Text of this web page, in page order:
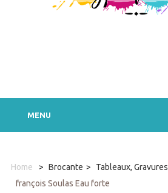
MENU
Home > Brocante > Tableaux, Gravures
françois Soulas Eau forte